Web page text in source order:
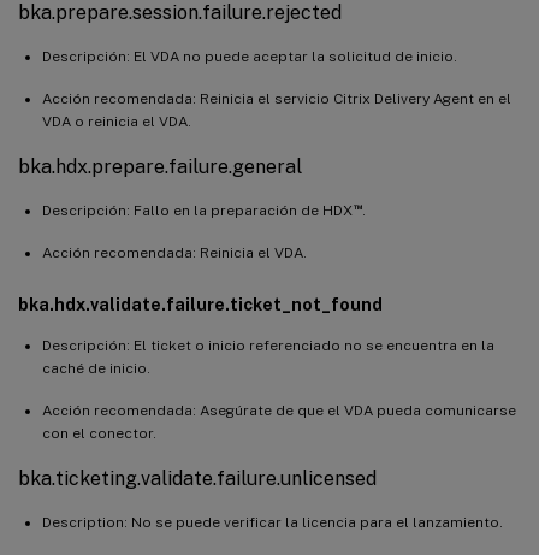
bka.prepare.session.failure.rejected
Descripción: El VDA no puede aceptar la solicitud de inicio.
Acción recomendada: Reinicia el servicio Citrix Delivery Agent en el
VDA o reinicia el VDA.
bka.hdx.prepare.failure.general
Descripción: Fallo en la preparación de HDX™.
Acción recomendada: Reinicia el VDA.
bka.hdx.validate.failure.ticket_not_found
Descripción: El ticket o inicio referenciado no se encuentra en la
caché de inicio.
Acción recomendada: Asegúrate de que el VDA pueda comunicarse
con el conector.
bka.ticketing.validate.failure.unlicensed
Description: No se puede verificar la licencia para el lanzamiento.